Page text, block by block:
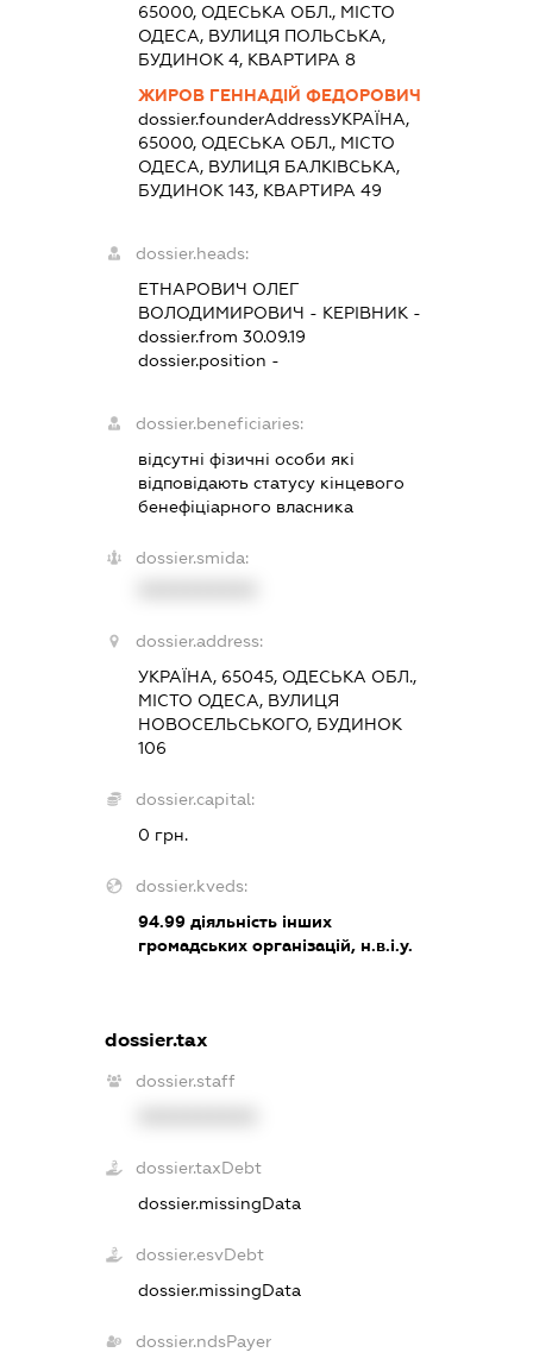
65000, ОДЕСЬКА ОБЛ., МІСТО
ОДЕСА, ВУЛИЦЯ ПОЛЬСЬКА,
БУДИНОК 4, КВАРТИРА 8
ЖИРОВ ГЕННАДІЙ ФЕДОРОВИЧ
dossier.founderAddressУКРАЇНА,
65000, ОДЕСЬКА ОБЛ., МІСТО
ОДЕСА, ВУЛИЦЯ БАЛКІВСЬКА,
БУДИНОК 143, КВАРТИРА 49
dossier.heads:
ЕТНАРОВИЧ ОЛЕГ
ВОЛОДИМИРОВИЧ - КЕРІВНИК -
dossier.from 30.09.19
dossier.position -
dossier.beneficiaries:
відсутні фізичні особи які
відповідають статусу кінцевого
бенефіціарного власника
dossier.smida:
dossier.address:
УКРАЇНА, 65045, ОДЕСЬКА ОБЛ.,
МІСТО ОДЕСА, ВУЛИЦЯ
НОВОСЕЛЬСЬКОГО, БУДИНОК
106
dossier.capital:
0 грн.
dossier.kveds:
94.99 діяльність інших
громадських організацій, н.в.і.у.
dossier.tax
dossier.staff
dossier.taxDebt
dossier.missingData
dossier.esvDebt
dossier.missingData
dossier.ndsPayer